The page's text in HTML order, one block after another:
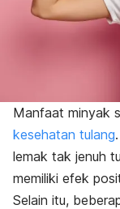
Manfaat minyak
kesehatan tulang.
lemak tak jenuh
memiliki efek
Selain itu,